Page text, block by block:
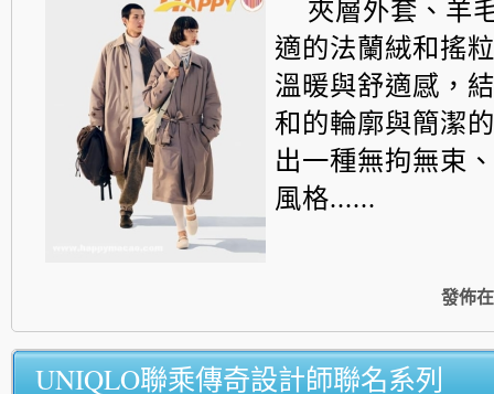
夾層外套、羊
適的法蘭絨和搖
溫暖與舒適感，
和的輪廓與簡潔
出一種無拘無束
風格......
發佈在
UNIQLO聯乘傳奇設計師聯名系列